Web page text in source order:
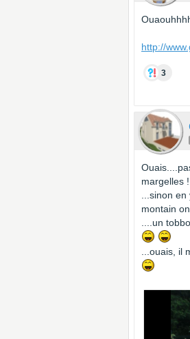
http://
3
margelles
...sinon
montain
....un
...ouais,